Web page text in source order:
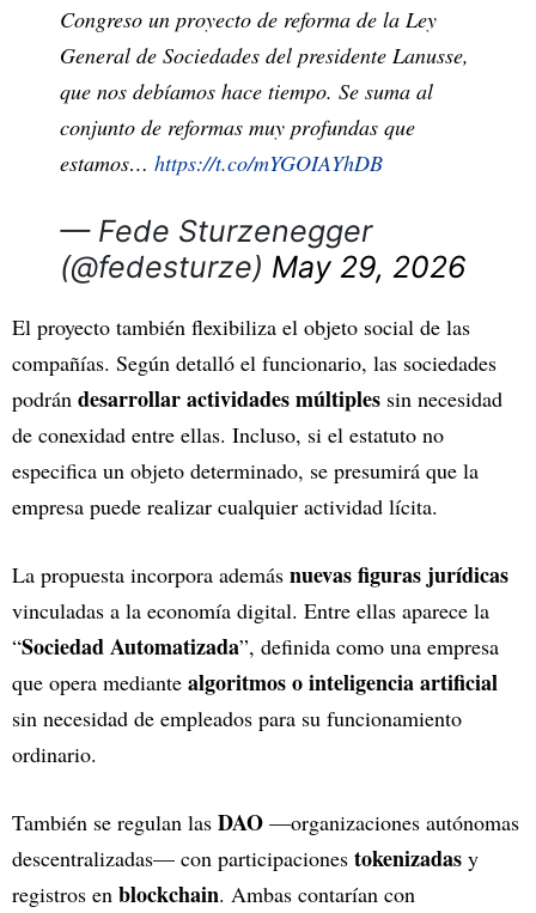
Congreso un proyecto de reforma de la Ley
General de Sociedades del presidente Lanusse,
que nos debíamos hace tiempo. Se suma al
conjunto de reformas muy profundas que
estamos… https://t.co/mYGOIAYhDB
— Fede Sturzenegger
(@fedesturze) May 29, 2026
El proyecto también flexibiliza el objeto social de las
compañías. Según detalló el funcionario, las sociedades
podrán desarrollar actividades múltiples sin necesidad
de conexidad entre ellas. Incluso, si el estatuto no
especifica un objeto determinado, se presumirá que la
empresa puede realizar cualquier actividad lícita.
La propuesta incorpora además nuevas figuras jurídicas
vinculadas a la economía digital. Entre ellas aparece la
“Sociedad Automatizada”, definida como una empresa
que opera mediante algoritmos o inteligencia artificial
sin necesidad de empleados para su funcionamiento
ordinario.
También se regulan las DAO —organizaciones autónomas
descentralizadas— con participaciones tokenizadas y
registros en blockchain. Ambas contarían con